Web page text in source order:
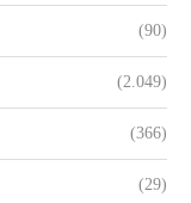
(90)
(2.049)
(366)
(29)